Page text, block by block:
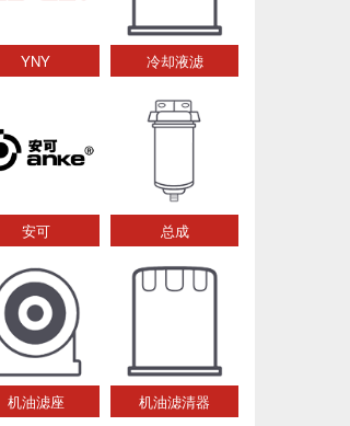
YNY 冷却液滤
安可 总成
机油滤座 机油滤清器